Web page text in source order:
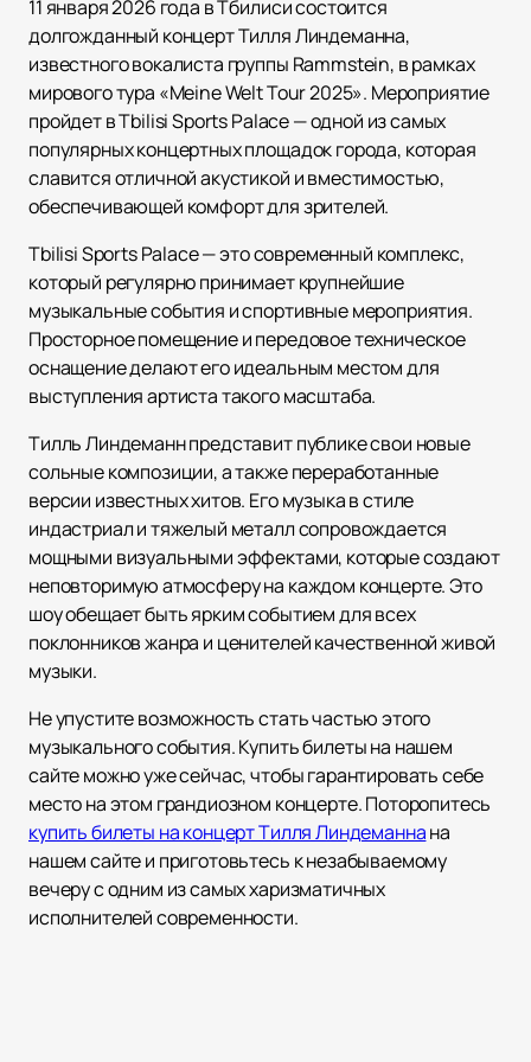
11 января 2026 года в Тбилиси состоится
долгожданный концерт Тилля Линдеманна,
известного вокалиста группы Rammstein, в рамках
мирового тура «Meine Welt Tour 2025». Мероприятие
пройдет в Tbilisi Sports Palace — одной из самых
популярных концертных площадок города, которая
славится отличной акустикой и вместимостью,
обеспечивающей комфорт для зрителей.
Tbilisi Sports Palace — это современный комплекс,
который регулярно принимает крупнейшие
музыкальные события и спортивные мероприятия.
Просторное помещение и передовое техническое
оснащение делают его идеальным местом для
выступления артиста такого масштаба.
Тилль Линдеманн представит публике свои новые
сольные композиции, а также переработанные
версии известных хитов. Его музыка в стиле
индастриал и тяжелый металл сопровождается
мощными визуальными эффектами, которые создают
неповторимую атмосферу на каждом концерте. Это
шоу обещает быть ярким событием для всех
поклонников жанра и ценителей качественной живой
музыки.
Не упустите возможность стать частью этого
музыкального события. Купить билеты на нашем
сайте можно уже сейчас, чтобы гарантировать себе
место на этом грандиозном концерте. Поторопитесь
купить билеты на концерт Тилля Линдеманнана
нашем сайте и приготовьтесь к незабываемому
вечеру с одним из самых харизматичных
исполнителей современности.